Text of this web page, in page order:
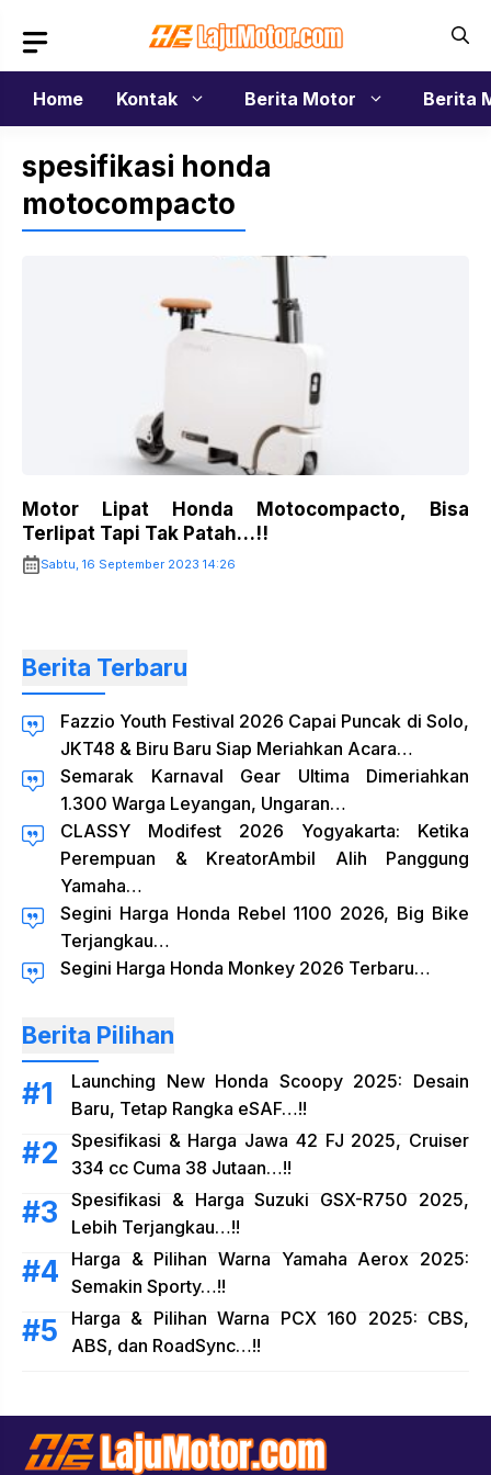
isi
Home
Kontak Berita Motor Berita
spesifikasi honda
motocompacto
Motor Lipat Honda Motocompacto, Bisa
Terlipat Tapi Tak Patah…!!
Sabtu, 16 September 2023 14:26
Berita Terbaru
Fazzio Youth Festival 2026 Capai Puncak di Solo,
JKT48 & Biru Baru Siap Meriahkan Acara…
Semarak Karnaval Gear Ultima Dimeriahkan
1.300 Warga Leyangan, Ungaran…
CLASSY Modifest 2026 Yogyakarta: Ketika
Perempuan & KreatorAmbil Alih Panggung
Yamaha…
Segini Harga Honda Rebel 1100 2026, Big Bike
Terjangkau…
Segini Harga Honda Monkey 2026 Terbaru…
Berita Pilihan
Launching New Honda Scoopy 2025: Desain
Baru, Tetap Rangka eSAF…!!
Spesifikasi & Harga Jawa 42 FJ 2025, Cruiser
334 cc Cuma 38 Jutaan…!!
Spesifikasi & Harga Suzuki GSX-R750 2025,
Lebih Terjangkau…!!
Harga & Pilihan Warna Yamaha Aerox 2025:
Semakin Sporty…!!
Harga & Pilihan Warna PCX 160 2025: CBS,
ABS, dan RoadSync…!!